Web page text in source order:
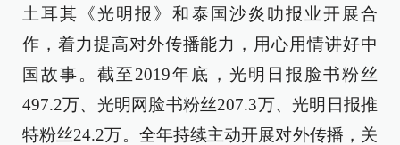
土耳其《光明报》和泰国沙炎叻报业开展合
作，着力提高对外传播能力，用心用情讲好中
国故事。截至2019年底，光明日报脸书粉丝
497.2万、光明网脸书粉丝207.3万、光明日报推
特粉丝24.2万。全年持续主动开展对外传播，关